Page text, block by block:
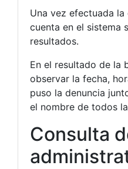
Una vez efectuada
cuenta en el sistema
resultados.
En el resultado de la
observar la fecha,
puso la denuncia
el nombre de todos
Consulta